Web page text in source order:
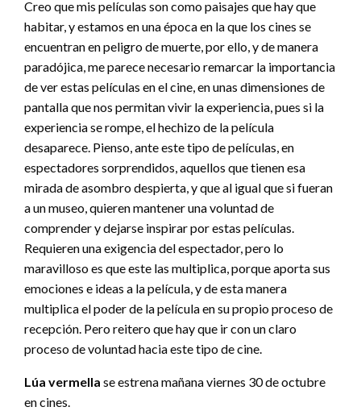
Creo que mis películas son como paisajes que hay que
habitar, y estamos en una época en la que los cines se
encuentran en peligro de muerte, por ello, y de manera
paradójica, me parece necesario remarcar la importancia
de ver estas películas en el cine, en unas dimensiones de
pantalla que nos permitan vivir la experiencia, pues si la
experiencia se rompe, el hechizo de la película
desaparece. Pienso, ante este tipo de películas, en
espectadores sorprendidos, aquellos que tienen esa
mirada de asombro despierta, y que al igual que si fueran
a un museo, quieren mantener una voluntad de
comprender y dejarse inspirar por estas películas.
Requieren una exigencia del espectador, pero lo
maravilloso es que este las multiplica, porque aporta sus
emociones e ideas a la película, y de esta manera
multiplica el poder de la película en su propio proceso de
recepción. Pero reitero que hay que ir con un claro
proceso de voluntad hacia este tipo de cine.
Lúa vermella se estrena mañana viernes 30 de octubre
en cines.